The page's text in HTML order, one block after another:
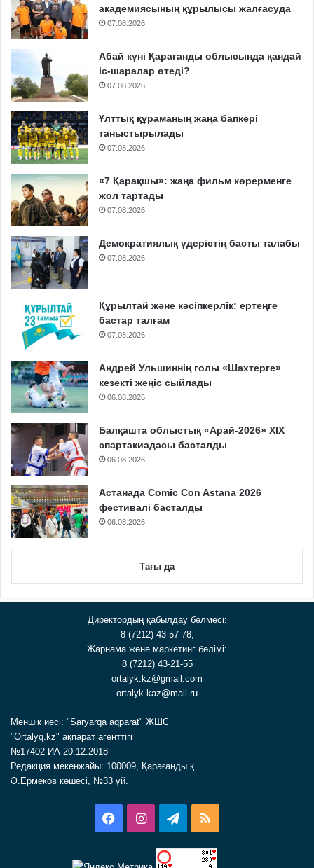
академиясының құрылысы жалғасуда
07.08.2026
Абай күні Қарағанды облысында қандай
іс-шаралар өтеді?
07.08.2026
Ұлттық құраманың жаңа бапкері
таныстырылады
07.08.2026
«7 Қарақшы»: жаңа фильм көрерменге
жол тартады
07.08.2026
Демократиялық үдерістің басты талабы
07.08.2026
Құрылтай және кәсіпкерлік: ертеңге
бастар талғам
07.08.2026
Андрей Ульшиннің голы «Шахтерге»
кезекті жеңіс сыйлады
06.08.2026
Балқашта облыстық «Арай-2026» XIX
спартакиадасы басталды
06.08.2026
Астанада Comic Con Astana 2026
фестивалі басталды
06.08.2026
Тағы да
Директордың қабылдау бөлмесі:
8 (7212) 43-57-78,
Жарнама және маркетинг бөлімі:
8 (7212) 43-21-55
ortalyk.kz@gmail.com
ortalyk.kaz@mail.ru
Меншік иесі: "Saryarqa aqparat" ЖШС
"Ortalyq.kz" ақпарат агенттігі
№17402-ИА 20.12.2018
Редакция мекенжайы: 100009, Қарағанды қ.
Ә.Ермеков көшесі, №33 үй.
FacebookInstagramTelegram